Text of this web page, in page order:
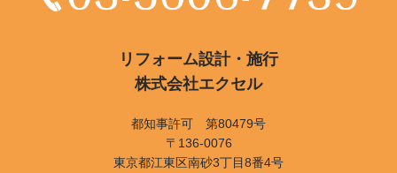
リフォーム設計・施行
株式会社エクセル
都知事許可 第80479号
〒136-0076
東京都江東区南砂3丁目8番4号